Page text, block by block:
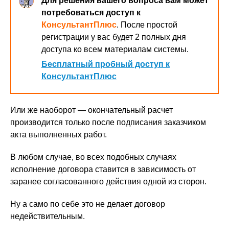
потребоваться доступ к
КонсультантПлюс. После простой
регистрации у вас будет 2 полных дня
доступа ко всем материалам системы.
Бесплатный пробный доступ к
КонсультантПлюс
Или же наоборот — окончательный расчет
производится только после подписания заказчиком
акта выполненных работ.
В любом случае, во всех подобных случаях
исполнение договора ставится в зависимость от
заранее согласованного действия одной из сторон.
Ну а само по себе это не делает договор
недействительным.